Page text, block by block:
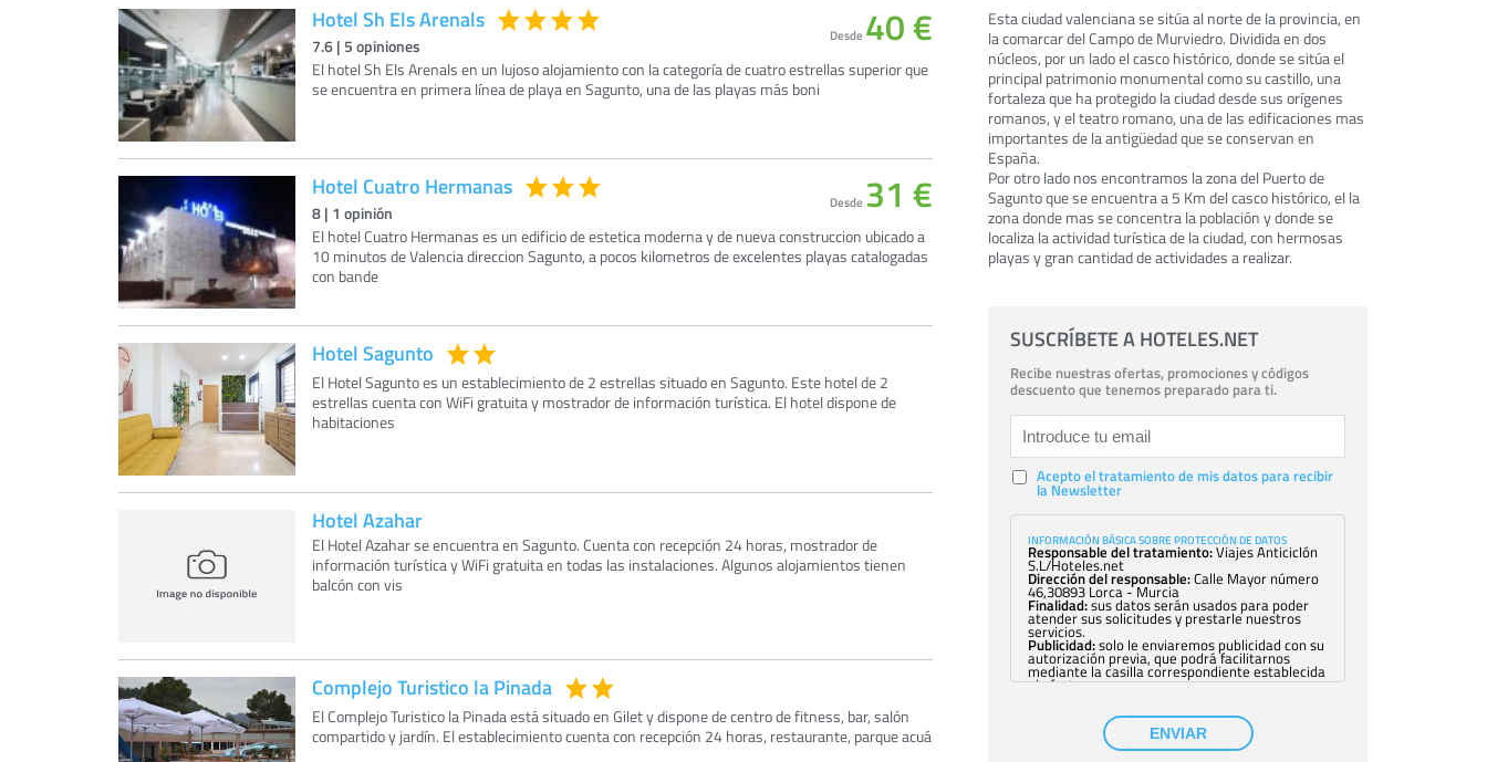
Hotel Sh Els Arenals
7.6 | 5 opiniones
El hotel Sh Els Arenals en un lujoso alojamiento con la categoría de cuatro estrellas superior que
se encuentra en primera línea de playa en Sagunto, una de las playas más boni
Desde 40 €
Hotel Cuatro Hermanas
8 | 1 opinión
El hotel Cuatro Hermanas es un edificio de estetica moderna y de nueva construccion ubicado a
10 minutos de Valencia direccion Sagunto, a pocos kilometros de excelentes playas catalogadas
con bande
Desde 31 €
Hotel Sagunto
El Hotel Sagunto es un establecimiento de 2 estrellas situado en Sagunto. Este hotel de 2
estrellas cuenta con WiFi gratuita y mostrador de información turística. El hotel dispone de
habitaciones
Hotel Azahar
El Hotel Azahar se encuentra en Sagunto. Cuenta con recepción 24 horas, mostrador de
información turística y WiFi gratuita en todas las instalaciones. Algunos alojamientos tienen
balcón con vis
Complejo Turistico la Pinada
El Complejo Turistico la Pinada está situado en Gilet y dispone de centro de fitness, bar, salón
compartido y jardín. El establecimiento cuenta con recepción 24 horas, restaurante, parque acuá
Esta ciudad valenciana se sitúa al norte de la provincia, en
la comarcar del Campo de Murviedro. Dividida en dos
núcleos, por un lado el casco histórico, donde se sitúa el
principal patrimonio monumental como su castillo, una
fortaleza que ha protegido la ciudad desde sus orígenes
romanos, y el teatro romano, una de las edificaciones mas
importantes de la antigüedad que se conservan en
España.
Por otro lado nos encontramos la zona del Puerto de
Sagunto que se encuentra a 5 Km del casco histórico, el la
zona donde mas se concentra la población y donde se
localiza la actividad turística de la ciudad, con hermosas
playas y gran cantidad de actividades a realizar.
SUSCRÍBETE A HOTELES.NET
Recibe nuestras ofertas, promociones y códigos
descuento que tenemos preparado para ti.
Acepto el tratamiento de mis datos para recibir
la Newsletter
INFORMACIÓN BÁSICA SOBRE PROTECCIÓN DE DATOS
Responsable del tratamiento:Viajes Anticiclón
S.L/Hoteles.net
Dirección del responsable:Calle Mayor número
46,30893 Lorca - Murcia
Finalidad:sus datos serán usados para poder
atender sus solicitudes y prestarle nuestros
servicios.
Publicidad:solo le enviaremos publicidad con su
autorización previa, que podrá facilitarnos
mediante la casilla correspondiente establecida
al efecto.
con su consentimiento previo, que podrá
facilitarnos mediante la casilla correspondiente
establecida al efecto.
Destinatarios:con carácter general, sólo el
ENVIAR